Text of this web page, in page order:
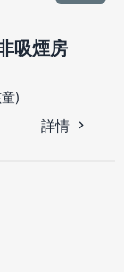
吸煙房
)
詳情